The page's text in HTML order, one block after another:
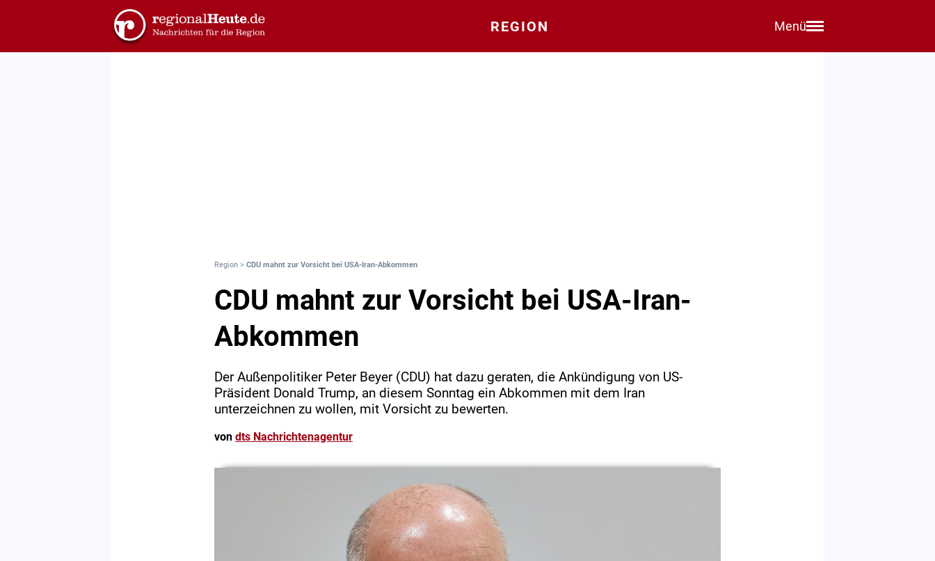
REGION Menü
Region > CDU mahnt zur Vorsicht bei USA-Iran-Abkommen
CDU mahnt zur Vorsicht bei USA-Iran-
Abkommen
Der Außenpolitiker Peter Beyer (CDU) hat dazu geraten, die Ankündigung von US-
Präsident Donald Trump, an diesem Sonntag ein Abkommen mit dem Iran
unterzeichnen zu wollen, mit Vorsicht zu bewerten.
von dts Nachrichtenagentur